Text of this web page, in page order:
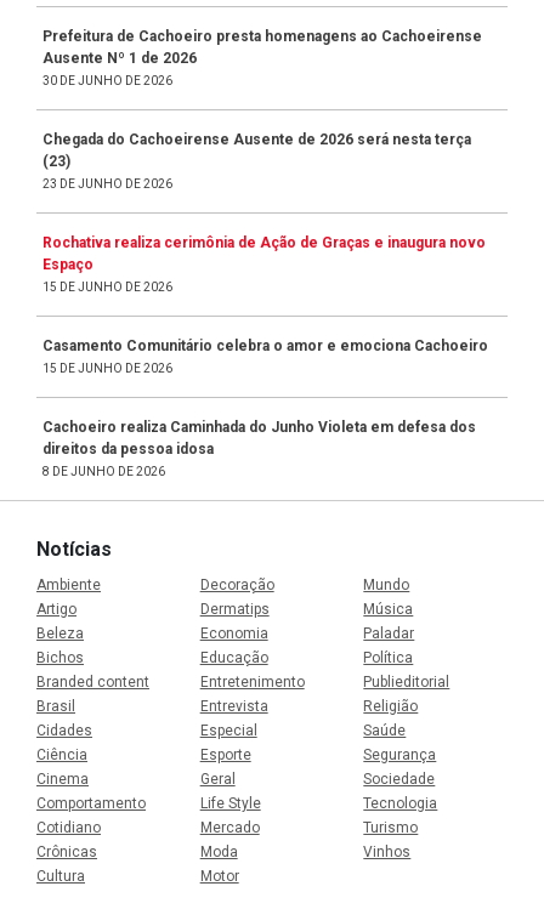
Prefeitura de Cachoeiro presta homenagens ao Cachoeirense
Ausente Nº 1 de 2026
30 DE JUNHO DE 2026
Chegada do Cachoeirense Ausente de 2026 será nesta terça
(23)
23 DE JUNHO DE 2026
Rochativa realiza cerimônia de Ação de Graças e inaugura novo
Espaço
15 DE JUNHO DE 2026
Casamento Comunitário celebra o amor e emociona Cachoeiro
15 DE JUNHO DE 2026
Cachoeiro realiza Caminhada do Junho Violeta em defesa dos
direitos da pessoa idosa
8 DE JUNHO DE 2026
Notícias
Ambiente
Artigo
Beleza
Bichos
Branded content
Brasil
Cidades
Ciência
Cinema
Comportamento
Cotidiano
Crônicas
Cultura
Decoração
Dermatips
Economia
Educação
Entretenimento
Entrevista
Especial
Esporte
Geral
Life Style
Mercado
Moda
Motor
Mundo
Música
Paladar
Política
Publieditorial
Religião
Saúde
Segurança
Sociedade
Tecnologia
Turismo
Vinhos